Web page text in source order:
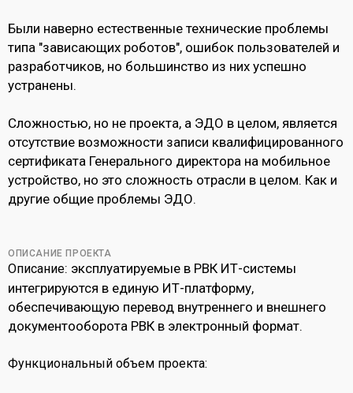
Были наверно естественные технические проблемы
типа "зависающих роботов", ошибок пользователей и
разработчиков, но большинство из них успешно
устранены.
Сложностью, но не проекта, а ЭДО в целом, является
отсутствие возможности записи квалифицированного
сертификата Генерального директора на мобильное
устройство, но это сложность отрасли в целом. Как и
другие общие проблемы ЭДО.
ОПИСАНИЕ ПРОЕКТА
Описание: эксплуатируемые в РВК ИТ-системы
интегрируются в единую ИТ-платформу,
обеспечивающую перевод внутреннего и внешнего
документооборота РВК в электронный формат.
Функциональный объем проекта: